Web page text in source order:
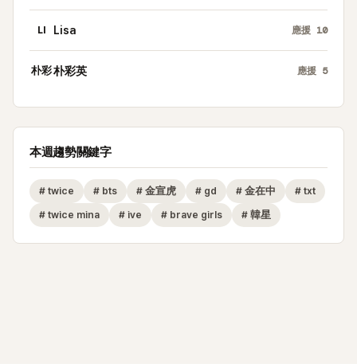
LI Lisa 應援 10
朴彩朴彩英 應援 5
本週趨勢關鍵字
# twice # bts # 金宣虎 # gd # 金在中 # txt
# twice mina # ive # brave girls # 韓星